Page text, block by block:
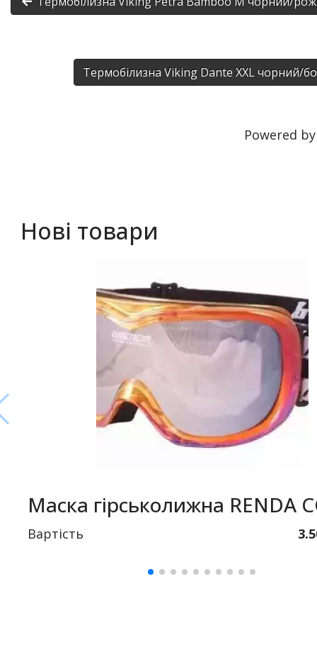
Термобілизна Viking Dante XXL чорний/
Powered
Нові товари
Маска гірськолижна RENDA
Вартість